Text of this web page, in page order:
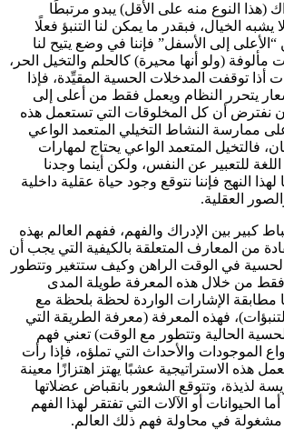
(هذا النوع منه على الأقل) يبدو مرتبطًا
يشبه الخيال، فبقدر ما يمكن لنا التنبؤ فعلًا
“الأعلى إلى الأسفل” فإننا في وضع يتيح لنا
مألوفة (ولو أنها محيرة) كالحلم والتخيل الحر،
توقفت المدخلات الحسية المقيِّدة، فإذا
يتحرر النظام ويعمل فقط من أعلى إلى
نفترض أن كل المخلوقات التي تستعمل هذه
على ممارسة النشاط التخيلي المتعمد الواعي
فالتخيل المتعمد الواعي يحتاج لمهارات
للتعبير عن النفس، ولكن أينما وجدنا
النهج فإننا نتوقع وجود حياة عقلية داخلية
العقلية.
كبير بين الإدراك والفهم، ففهم العالم بهذه
من المعارف المتعلقة بالكيفية التي يجب أن
الحسية في الوقت الراهن وكيف ستتغير وتتطور
فقط من خلال هذه المعرفة طويلة المدى
مطابقة الإشارات الواردة لحظة بلحظة مع
فهذه المعرفة (معرفة الطريقة التي
الحالية وتتطور مع الوقت) تعني فهم
الموجودات والأحداث التي تملؤه، فإذا رأت
هذه الاستراتيجية عشبًا يهتز اهتزازًا معينة
لذيذة، وتتوقع الشعور بانقباض عضلاتها
الحيوانات أو الآلات التي تفتقر لهذا الفهم
مشغولة في محاولة فهم ذلك العالم.